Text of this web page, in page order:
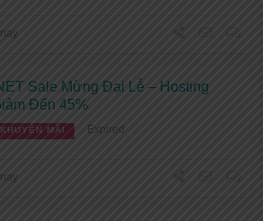
Sale Mừng Đại Lễ – Hosting
Đến 45%
KHUYẾN MÃI Expired